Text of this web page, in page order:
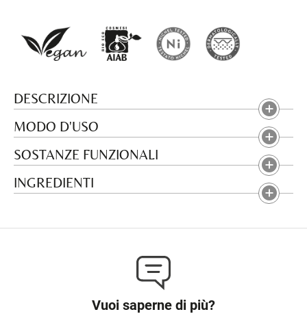
DESCRIZIONE
MODO D'USO
SOSTANZE FUNZIONALI
INGREDIENTI
Vuoi saperne di più?